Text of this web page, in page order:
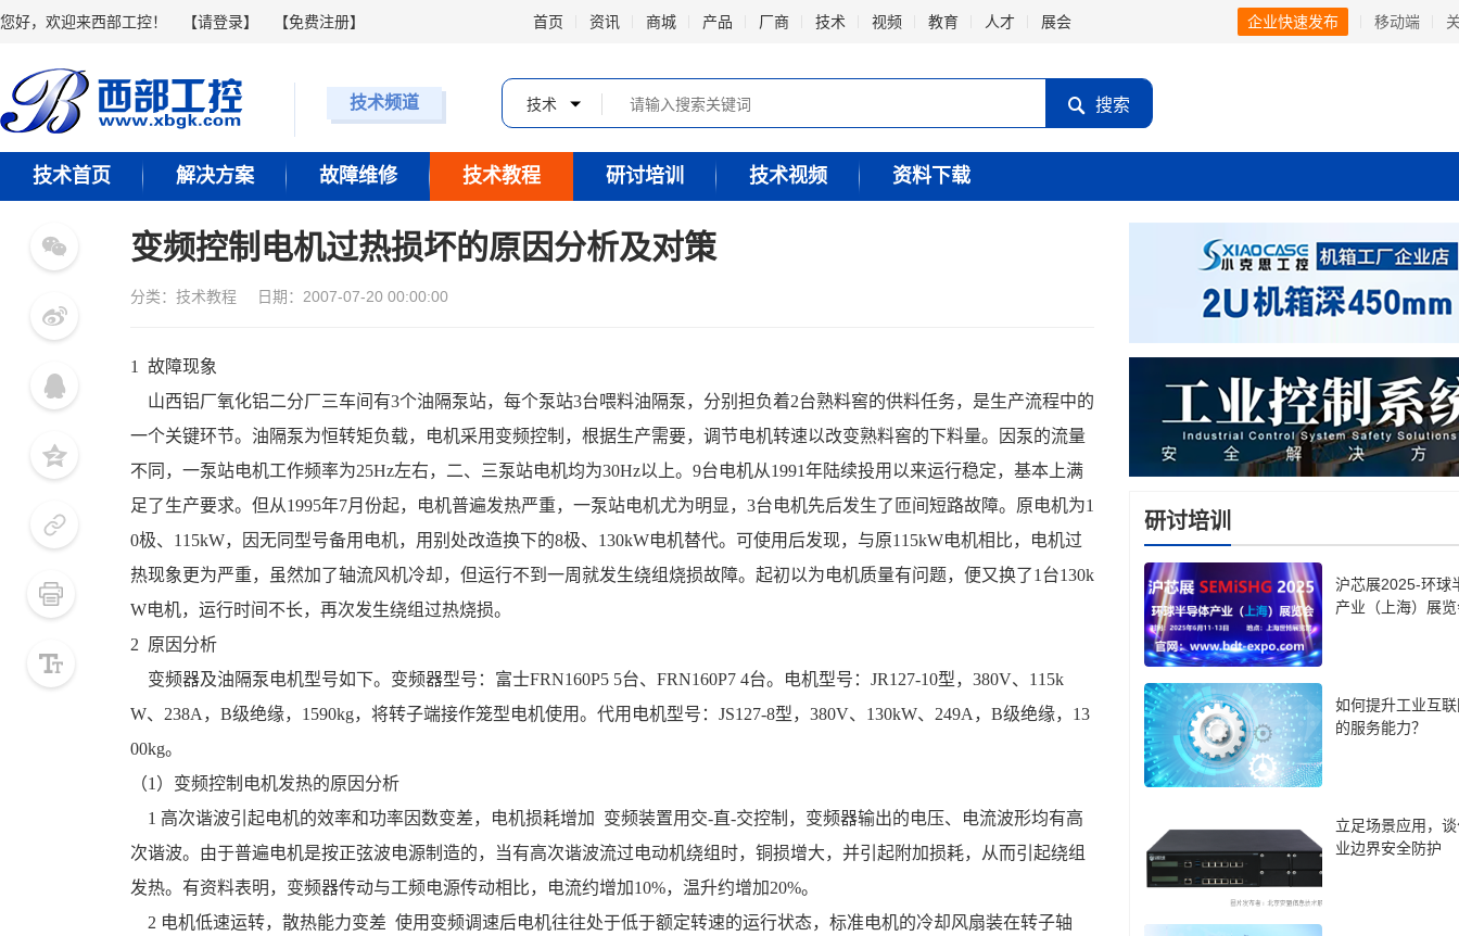
您好，欢迎来西部工控！ 【请登录】 【免费注册】 首页 资讯 商城 产品 厂商 技术 视频 教育 人才 展会 企业快速发布 移动端
技术频道 技术 搜索
技术首页 解决方案 故障维修 技术教程 研讨培训 技术视频 资料下载
小号
大号
变频控制电机过热损坏的原因分析及对策
分类： 技术教程 日期：2007-07-20 00:00:00
1  故障现象
一个关键环节。油隔泵为恒转矩负载，电机采用变频控制，根据生产需要，调节电机转速以改变熟料窖的下料量。因泵的流量
不同，一泵站电机工作频率为25Hz左右，二、三泵站电机均为30Hz以上。9台电机从1991年陆续投用以来运行稳定，基本上满
足了生产要求。但从1995年7月份起，电机普遍发热严重，一泵站电机尤为明显，3台电机先后发生了匝间短路故障。原电机为1
0极、115kW，因无同型号备用电机，用别处改造换下的8极、130kW电机替代。可使用后发现，与原115kW电机相比，电机过
热现象更为严重，虽然加了轴流风机冷却，但运行不到一周就发生绕组烧损故障。起初以为电机质量有问题，便又换了1台130k
W电机，运行时间不长，再次发生绕组过热烧损。
2  原因分析
W、238A，B级绝缘，1590kg，将转子端接作笼型电机使用。代用电机型号：JS127-8型，380V、130kW、249A，B级绝缘，13
00kg。
（1）变频控制电机发热的原因分析
次谐波。由于普遍电机是按正弦波电源制造的，当有高次谐波流过电动机绕组时，铜损增大，并引起附加损耗，从而引起绕组
发热。有资料表明，变频器传动与工频电源传动相比，电流约增加10%，温升约增加20%。
研讨培训
沪芯展2025-环球
产业（上海）展
如何提升工业互
的服务能力？
立足场景应用，
业边界安全防护